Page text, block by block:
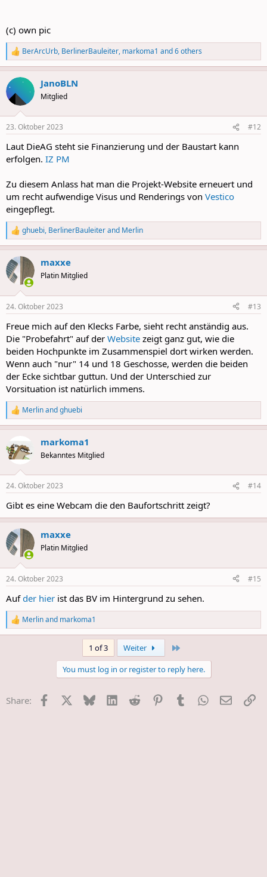
(c) own pic
R
e
a
c
t
i
n
s
BerArcUrb, BerlinerBauleiter, markoma1 and 6 others
JanoBLN
Mitglied
23. Oktober 2023 #12
Laut DieAG steht sie Finanzierung und der Baustart kann
erfolgen. IZ PM
Zu diesem Anlass hat man die Projekt-Website erneuert und
um recht aufwendige Visus und Renderings von Vestico
eingepflegt.
R
e
a
c
t
i
s
ghuebi, BerlinerBauleiterand Merlin
maxxe
Platin Mitglied
24. Oktober 2023 #13
Freue mich auf den Klecks Farbe, sieht recht anständig aus.
Die "Probefahrt" auf der Website zeigt ganz gut, wie die
beiden Hochpunkte im Zusammenspiel dort wirken werden.
Wenn auch "nur" 14 und 18 Geschosse, werden die beiden
der Ecke sichtbar guttun. Und der Unterschied zur
Vorsituation ist natürlich immens.
R
e
a
c
t
i
n
s
Merlinandghuebi
markoma1
Bekanntes Mitglied
24. Oktober 2023 #14
Gibt es eine Webcam die den Baufortschritt zeigt?
maxxe
Platin Mitglied
24. Oktober 2023 #15
Aufder hier ist das BV im Hintergrund zu sehen.
R
e
s
Merlinand markoma1
1 of 3 Weiter
You must log in or register to reply here.
Share: Facebook Bluesky LinkedInReddit PinterestTumblrWhatsApp
E-Mail